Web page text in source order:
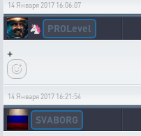
14 Января 2017 16:06:07
🦄 PROLevel
+
14 Января 2017 16:21:54
SVABORG